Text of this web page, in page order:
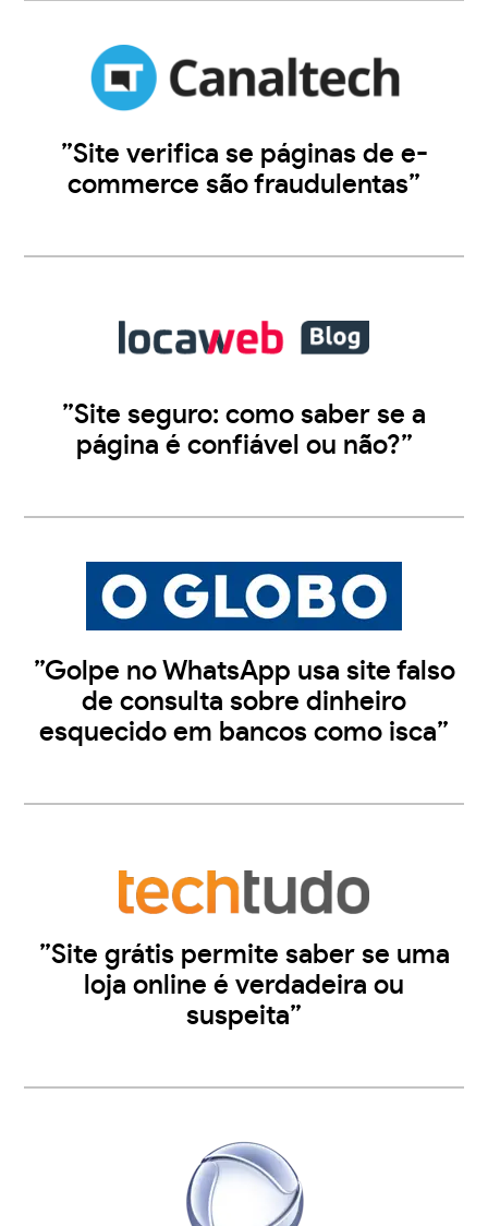
”Site verifica se páginas de e-
commerce são fraudulentas”
”Site seguro: como saber se a
página é confiável ou não?”
”Golpe no WhatsApp usa site falso
de consulta sobre dinheiro
esquecido em bancos como isca”
”Site grátis permite saber se uma
loja online é verdadeira ou
suspeita”